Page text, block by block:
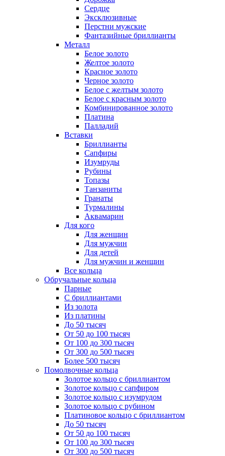
Сердце
Эксклюзивные
Перстни мужские
Фантазийные бриллианты
Металл
Белое золото
Желтое золото
Красное золото
Черное золото
Белое с желтым золото
Белое с красным золото
Комбинированное золото
Платина
Палладий
Вставки
Бриллианты
Сапфиры
Изумруды
Рубины
Топазы
Танзаниты
Гранаты
Турмалины
Аквамарин
Для кого
Для женщин
Для мужчин
Для детей
Для мужчин и женщин
Все кольца
Обручальные кольца
Парные
С бриллиантами
Из золота
Из платины
До 50 тысяч
От 50 до 100 тысяч
От 100 до 300 тысяч
От 300 до 500 тысяч
Более 500 тысяч
Помолвочные кольца
Золотое кольцо с бриллиантом
Золотое кольцо с сапфиром
Золотое кольцо с изумрудом
Золотое кольцо с рубином
Платиновое кольцо с бриллиантом
До 50 тысяч
От 50 до 100 тысяч
От 100 до 300 тысяч
От 300 до 500 тысяч